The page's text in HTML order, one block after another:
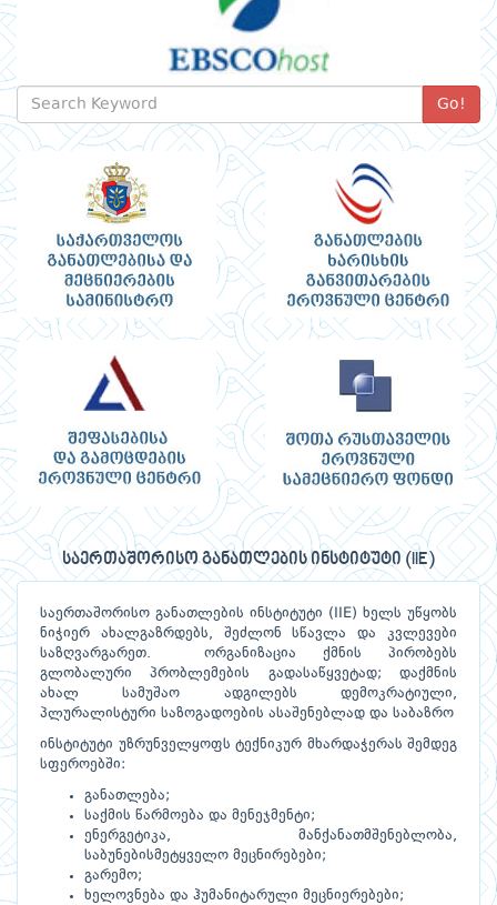
Go!
საერთაშორისო განათლების ინსტიტუტი (IIE)
საერთაშორისო განათლების ინსტიტუტი (IIE) ხელს უწყობს
ნიჭიერ ახალგაზრდებს, შეძლონ სწავლა და კვლევები
საზღვარგარეთ. ორგანიზაცია ქმნის პირობებს
გლობალური პრობლემების გადასაწყვეტად; დაქმნის
ახალ სამუშაო ადგილებს დემოკრატიული,
პლურალისტური საზოგადოების ასაშენებლად და საბაზრო
ინსტიტუტი უზრუნველყოფს ტექნიკურ მხარდაჭერას შემდეგ
სფეროებში:
განათლება;
საქმის წარმოება და მენეჯმენტი;
ენერგეტიკა, მანქანათმშენებლობა,
საბუნებისმეტყველო მეცნირებები;
გარემო;
ხელოვნება და ჰუმანიტარული მეცნიერებები;